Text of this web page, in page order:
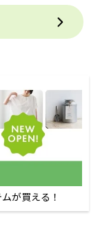
が買える！